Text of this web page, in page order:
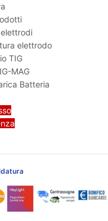
elettrodo
TIG
MAG
Batteria